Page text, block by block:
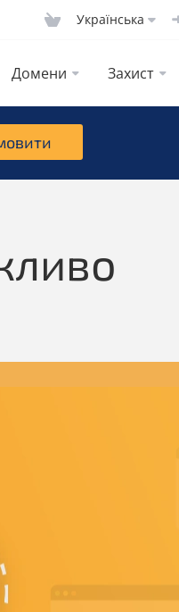
Українська
Домени Захист